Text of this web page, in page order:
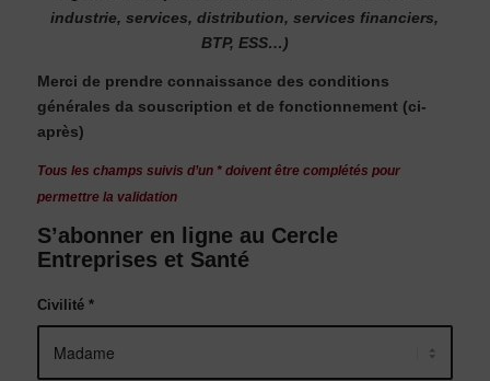
industrie, services, distribution, services financiers,
BTP, ESS…)
Merci de prendre connaissance des conditions
générales da souscription et de fonctionnement (ci-
après)
Tous les champs suivis d’un * doivent être complétés pour
permettre la validation
S’abonner en ligne au Cercle
Entreprises et Santé
Civilité *